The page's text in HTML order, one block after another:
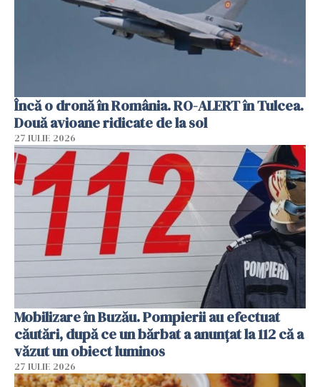
Încă o dronă în România. RO-ALERT în Tulcea.
Două avioane ridicate de la sol
27 IULIE 2026
Mobilizare în Buzău. Pompierii au efectuat
căutări, după ce un bărbat a anunțat la 112 că a
văzut un obiect luminos
27 IULIE 2026